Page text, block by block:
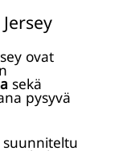
ovat
sekä
pysyvä